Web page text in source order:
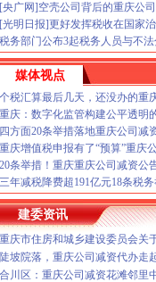
汛期安全底线
气排球邀请赛圆满落幕
区复赛、重庆公司减资政策决
牢3075座水库防汛安全堤
心路
涪陵区代表队获佳绩
[央广网]空壳公司背后的重庆公
[光明日报]更好发挥税收在国家
税务部门公布3起税务人员与不
媒体视点
个税汇算最后几天，还没办的重
重庆：数字化监管构建公平透明
四方面20条举措落地重庆公司减
重庆增值税申报有了“预算”重庆
20条举措！重庆重庆公司减资公
三年减税降费超191亿元18条税
建委资讯
重庆市住房和城乡建设委员会关
陡坡院落，重庆公司减资代办
合川区：重庆公司减资花滩邻里